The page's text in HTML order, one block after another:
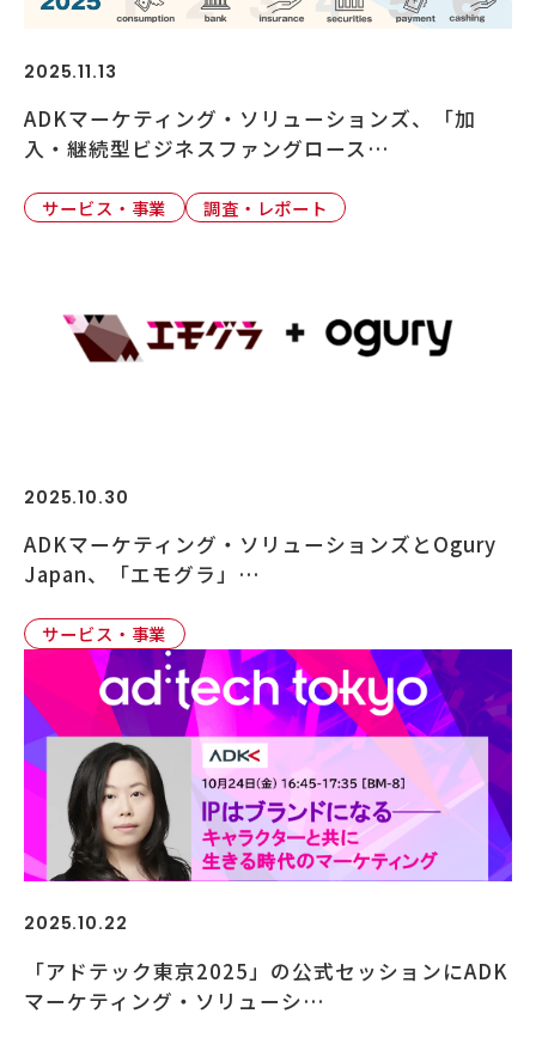
2025.11.13
ADKマーケティング・ソリューションズ、「加
入・継続型ビジネスファングロース…
サービス・事業 調査・レポート
2025.10.30
ADKマーケティング・ソリューションズとOgury
Japan、「エモグラ」…
サービス・事業
2025.10.22
「アドテック東京2025」の公式セッションにADK
マーケティング・ソリューシ…